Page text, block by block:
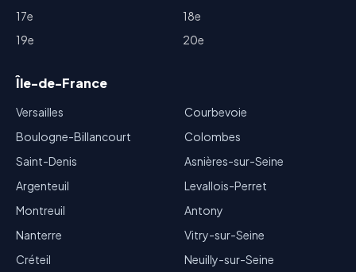
17e
18e
19e
20e
Île-de-France
Versailles
Boulogne-Billancourt
Saint-Denis
Argenteuil
Montreuil
Nanterre
Créteil
Courbevoie
Colombes
Asnières-sur-Seine
Levallois-Perret
Antony
Vitry-sur-Seine
Neuilly-sur-Seine